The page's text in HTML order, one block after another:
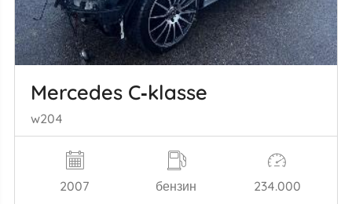
Mercedes C‑klasse
w204
2007 бензин 234.000